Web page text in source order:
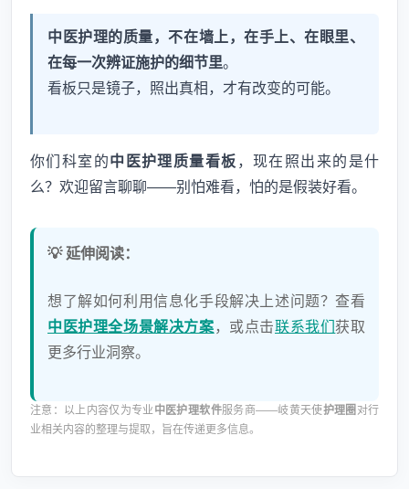
中医护理的质量，不在墙上，在手上、在眼里、
在每一次辨证施护的细节里。
看板只是镜子，照出真相，才有改变的可能。
你们科室的中医护理质量看板 ，现在照出来的是什
么？欢迎留言聊聊——别怕难看，怕的是假装好看。
💡 延伸阅读：
想了解如何利用信息化手段解决上述问题？查看
中医护理全场景解决方案 ，或点击联系我们 获取
更多行业洞察。
注意：以上内容仅为专业中医护理软件服务商——岐黄天使护理圈 对行
业相关内容的整理与提取，旨在传递更多信息。